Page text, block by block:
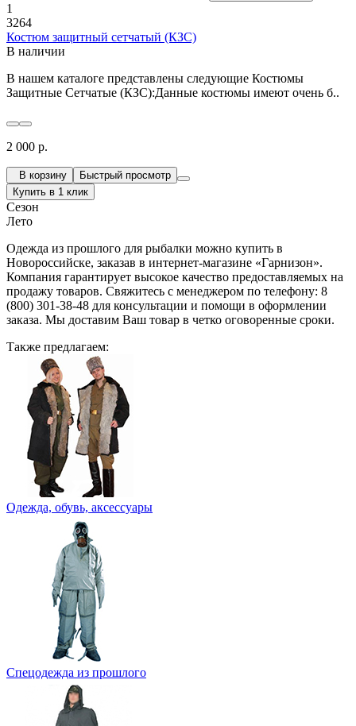
1
3264
Костюм защитный сетчатый (КЗС)
В наличии
В нашем каталоге представлены следующие Костюмы
Защитные Сетчатые (КЗС):Данные костюмы имеют очень б..
2 000 р.
В корзину
Быстрый просмотр
Купить в 1 клик
Сезон
Лето
Одежда из прошлого для рыбалки можно купить в
Новороссийске, заказав в интернет-магазине «Гарнизон».
Компания гарантирует высокое качество предоставляемых на
продажу товаров. Свяжитесь с менеджером по телефону: 8
(800) 301-38-48 для консультации и помощи в оформлении
заказа. Мы доставим Ваш товар в четко оговоренные сроки.
Также предлагаем:
Одежда, обувь, аксессуары
Спецодежда из прошлого